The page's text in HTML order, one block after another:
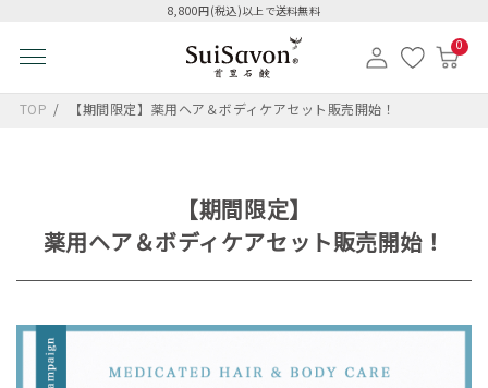
8,800円(税込)以上で送料無料
0
TOP 【期間限定】薬用ヘア＆ボディケアセット販売開始！
【期間限定】
薬用ヘア＆ボディケアセット販売開始！